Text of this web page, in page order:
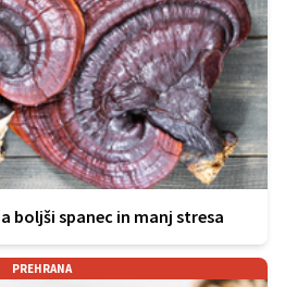
boljši spanec in manj stresa
PREHRANA